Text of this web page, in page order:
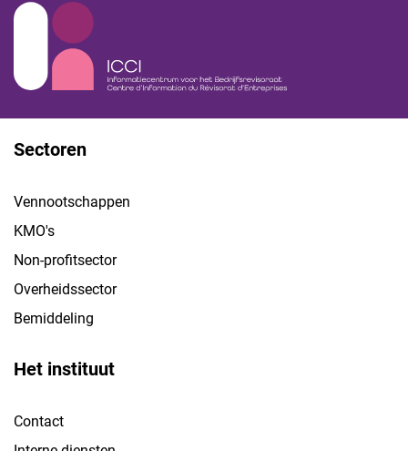
Sectoren
Vennootschappen
KMO's
Non-profitsector
Overheidssector
Bemiddeling
Het instituut
Contact